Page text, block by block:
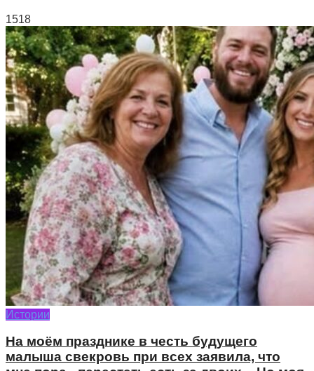
1518
Истории
На моём празднике в честь будущего
малыша свекровь при всех заявила, что